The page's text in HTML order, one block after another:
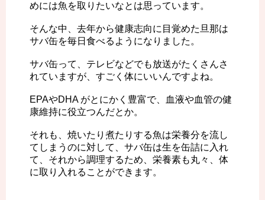
めには魚を取りたいなとは思っています。
そんな中、去年から健康志向に目覚めた旦那は
サバ缶を毎日食べるようになりました。
サバ缶って、テレビなどでも放送がたくさんさ
れていますが、すごく体にいいんですよね。
EPAやDHA がとにかく豊富で、血液や血管の健
康維持に役立つんだとか。
それも、焼いたり煮たりする魚は栄養分を流し
てしまうのに対して、サバ缶は生を缶詰に入れ
て、それから調理するため、栄養素も丸々、体
に取り入れることができます。